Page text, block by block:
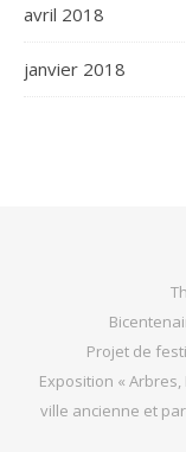
avril 2018
janvier 2018
Projet de
Exposition «
ville ancienne et